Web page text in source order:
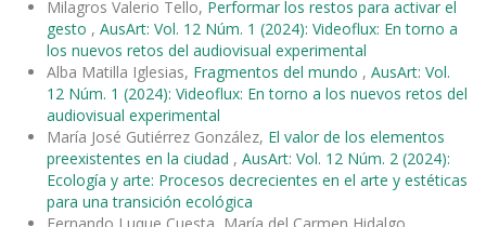
Milagros Valerio Tello, Performar los restos para activar el
gesto , AusArt: Vol. 12 Núm. 1 (2024): Videoflux: En torno a
los nuevos retos del audiovisual experimental
Alba Matilla Iglesias, Fragmentos del mundo , AusArt: Vol.
12 Núm. 1 (2024): Videoflux: En torno a los nuevos retos del
audiovisual experimental
María José Gutiérrez González, El valor de los elementos
preexistentes en la ciudad , AusArt: Vol. 12 Núm. 2 (2024):
Ecología y arte: Procesos decrecientes en el arte y estéticas
para una transición ecológica